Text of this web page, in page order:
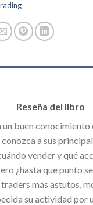
Reseña del libro
buen conocimiento
a sus
vender y qué
¿hasta que punto
más astutos,
su actividad por